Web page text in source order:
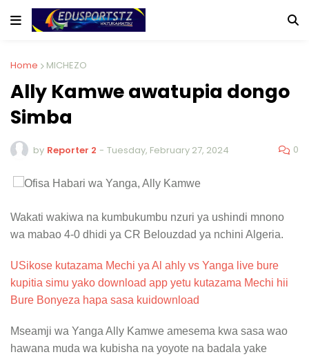
Home MICHEZO
Ally Kamwe awatupia dongo
Simba
by Reporter 2 - Tuesday, February 27, 2024 0
Wakati wakiwa na kumbukumbu nzuri ya ushindi mnono
wa mabao 4-0 dhidi ya CR Belouzdad ya nchini Algeria.
USikose kutazama Mechi ya Al ahly vs Yanga live bure
kupitia simu yako download app yetu kutazama Mechi hii
Bure Bonyeza hapa sasa kuidownload
Mseamji wa Yanga Ally Kamwe amesema kwa sasa wao
hawana muda wa kubisha na yoyote na badala yake